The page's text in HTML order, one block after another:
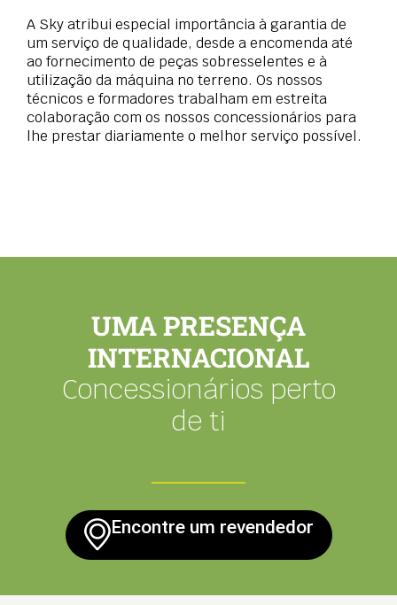
A Sky atribui especial importância à garantia de
um serviço de qualidade, desde a encomenda até
ao fornecimento de peças sobresselentes e à
utilização da máquina no terreno. Os nossos
técnicos e formadores trabalham em estreita
colaboração com os nossos concessionários para
lhe prestar diariamente o melhor serviço possível.
UMA PRESENÇA
INTERNACIONAL
Concessionários perto
de ti
Encontre um revendedor